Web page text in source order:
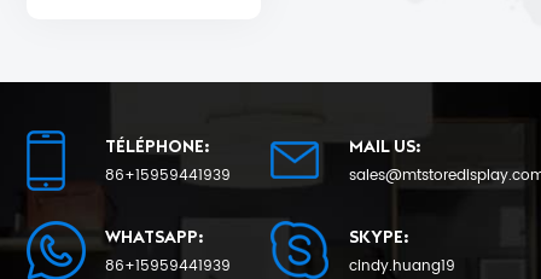
TÉLÉPHONE:
86+15959441939
MAIL US:
WHATSAPP:
86+15959441939
SKYPE:
cindy.huang19